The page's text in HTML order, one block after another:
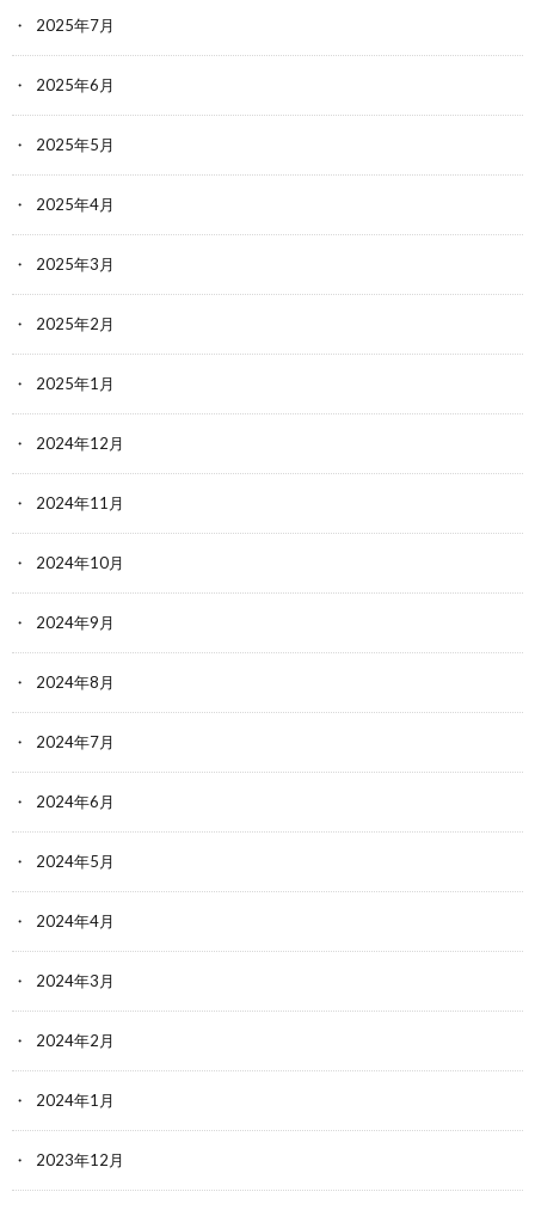
2025年7月
2025年6月
2025年5月
2025年4月
2025年3月
2025年2月
2025年1月
2024年12月
2024年11月
2024年10月
2024年9月
2024年8月
2024年7月
2024年6月
2024年5月
2024年4月
2024年3月
2024年2月
2024年1月
2023年12月